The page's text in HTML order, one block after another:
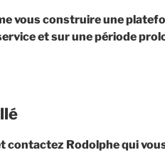
vous construire une
et sur une période
contactez Rodolphe qui